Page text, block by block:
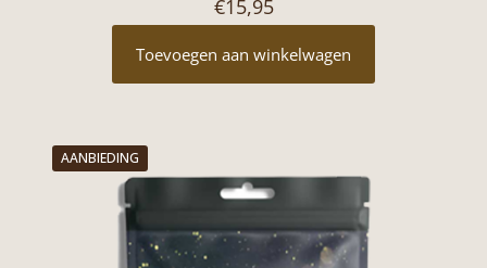
€15,95
Toevoegen aan winkelwagen
AANBIEDING